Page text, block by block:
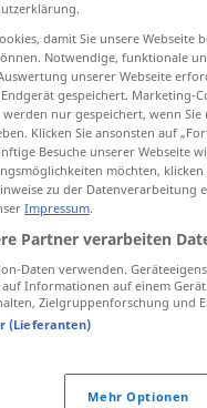
damit Sie unsere
Notwendige, funktionale
unserer Webseite
gespeichert. Marketing-
nur gespeichert, wenn
Klicken Sie ansonsten auf
Besuche unserer Webseite
möchten,
zu der Datenverarbeitung
Impressum.
Partner verarbeiten
Daten verwenden.
Informationen auf einem
Zielgruppenforschung und
(Lieferanten)
Mehr Optionen